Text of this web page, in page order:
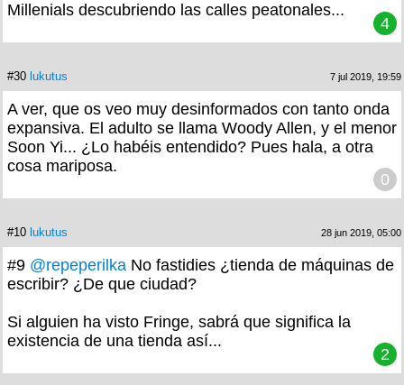
Millenials descubriendo las calles peatonales...
4
#30 lukutus 7 jul 2019, 19:59
A ver, que os veo muy desinformados con tanto onda
expansiva. El adulto se llama Woody Allen, y el menor
Soon Yi... ¿Lo habéis entendido? Pues hala, a otra
cosa mariposa.
0
#10 lukutus 28 jun 2019, 05:00
#9 @repeperilka No fastidies ¿tienda de máquinas de
escribir? ¿De que ciudad?
Si alguien ha visto Fringe, sabrá que significa la
existencia de una tienda así...
2